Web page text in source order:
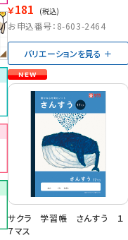
￥181 (税込)
お申込番号：8-603-2464
バリエーションを見る
サクラ 学習帳 さんすう １
７マス